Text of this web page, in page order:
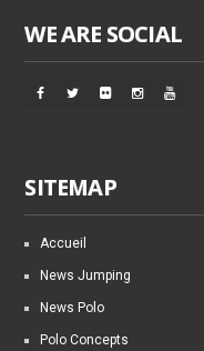
WE ARE SOCIAL
SITEMAP
Accueil
News Jumping
News Polo
Polo Concepts